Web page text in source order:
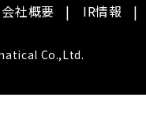
会社概要 IR情報
Co.,Ltd.